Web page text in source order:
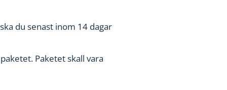
du senast inom 14 dagar
Paketet skall vara